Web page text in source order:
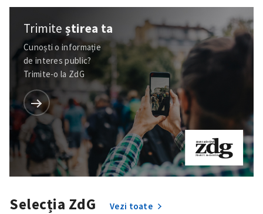
Trimiteștirea ta
Cunoști o informație
de interes public?
Trimite-o la ZdG
Selecția ZdG Vezi toate